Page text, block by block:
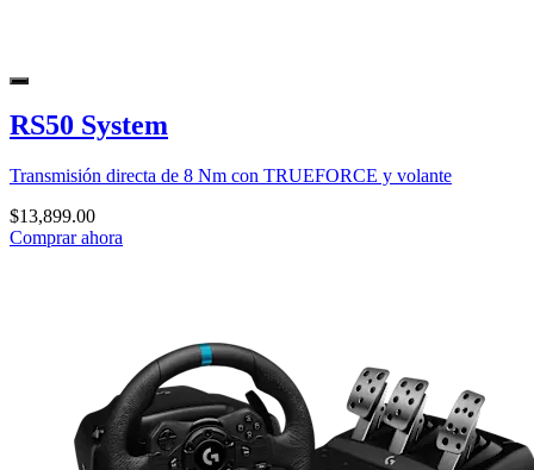
RS50 System
Transmisión directa de 8 Nm con TRUEFORCE y volante
$13,899.00
Comprar ahora